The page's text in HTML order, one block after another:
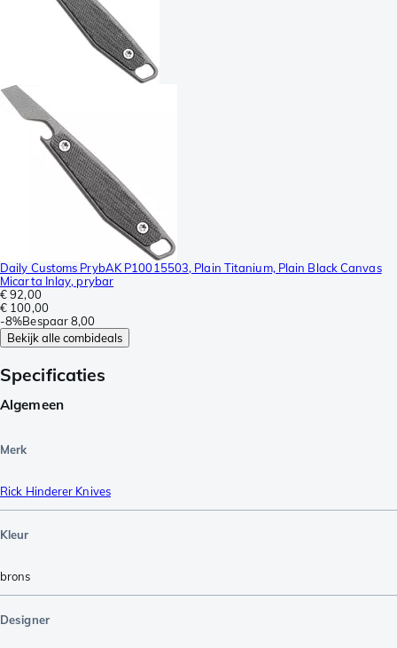
Daily Customs PrybAK P10015503, Plain Titanium, Plain Black Canvas
Micarta Inlay, prybar
€ 92,00
€ 100,00
-8%Bespaar8,00
Bekijk alle combideals
Specificaties
Algemeen
Merk
Rick Hinderer Knives
Kleur
brons
Designer